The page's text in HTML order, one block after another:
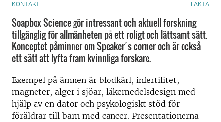
KONTAKT FAKTA
Soapbox Science gör intressant och aktuell forskning
tillgänglig för allmänheten på ett roligt och lättsamt sätt.
Konceptet påminner om Speaker´s corner och är också
ett sätt att lyfta fram kvinnliga forskare.
Exempel på ämnen är blodkärl, infertilitet,
magneter, alger i sjöar, läkemedelsdesign med
hjälp av en dator och psykologiskt stöd för
föräldrar till barn med cancer. Presentationerna